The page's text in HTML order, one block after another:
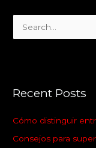
c
f
o
Recent Posts
Cómo distinguir
Consejos para